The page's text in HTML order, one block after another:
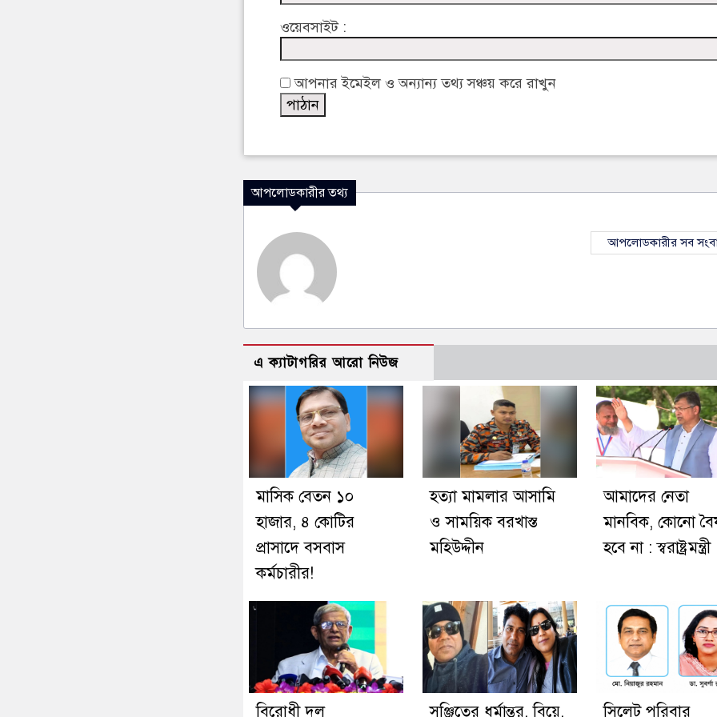
ওয়েবসাইট :
আপনার ইমেইল ও অন্যান্য তথ্য সঞ্চয় করে রাখুন
আপলোডকারীর তথ্য
আপলোডকারীর সব
এ ক্যাটাগরির আরো নিউজ
মাসিক বেতন ১০
হাজার, ৪ কোটির
প্রাসাদে বসবাস
কর্মচারীর!
হত্যা মামলার আসামি
ও সাময়িক বরখাস্ত
মহিউদ্দীন
আমাদের নেতা
মানবিক, কোনো
হবে না : স্বরাষ্ট্রমন্ত্রী
বিরোধী দল সঞ্জিতের ধর্মান্তর, বিয়ে, সিলেট পরিবার